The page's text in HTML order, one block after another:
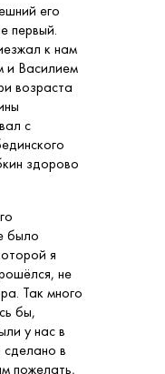
его
первый.
к нам
и Василием
возраста
с
здорово
было
я
не
Так много
бы,
у нас в
сделано в
пожелать,